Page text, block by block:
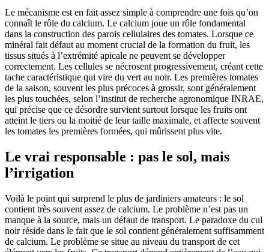
Le mécanisme est en fait assez simple à comprendre une fois qu’on
connaît le rôle du calcium. Le calcium joue un rôle fondamental
dans la construction des parois cellulaires des tomates. Lorsque ce
minéral fait défaut au moment crucial de la formation du fruit, les
tissus situés à l’extrémité apicale ne peuvent se développer
correctement. Les cellules se nécrosent progressivement, créant cette
tache caractéristique qui vire du vert au noir. Les premières tomates
de la saison, souvent les plus précoces à grossir, sont généralement
les plus touchées, selon l’institut de recherche agronomique INRAE,
qui précise que ce désordre survient surtout lorsque les fruits ont
atteint le tiers ou la moitié de leur taille maximale, et affecte souvent
les tomates les premières formées, qui mûrissent plus vite.
Le vrai responsable : pas le sol, mais
l’irrigation
Voilà le point qui surprend le plus de jardiniers amateurs : le sol
contient très souvent assez de calcium. Le problème n’est pas un
manque à la source, mais un défaut de transport. Le paradoxe du cul
noir réside dans le fait que le sol contient généralement suffisamment
de calcium. Le problème se situe au niveau du transport de cet